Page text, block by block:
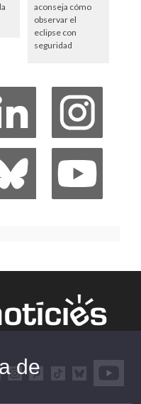
aconseja cómo
observar el
eclipse con
seguridad
de